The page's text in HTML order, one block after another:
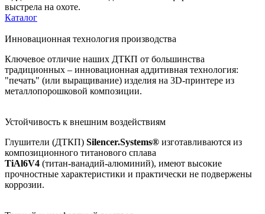
выстрела на охоте.
Каталог
Инновационная технология производства
Ключевое отличие наших ДТКП от большинства
традиционных – инновационная аддитивная технология:
"печать" (или выращивание) изделия на 3D-принтере из
металлопорошковой композиции.
Устойчивость к внешним воздействиям
Глушители (ДТКП) Silencer.Systems® изготавливаются из
композиционного титанового сплава
TiAl6V4 (титан-ванадий-алюминий), имеют высокие
прочностные характеристики и практически не подвержены
коррозии.